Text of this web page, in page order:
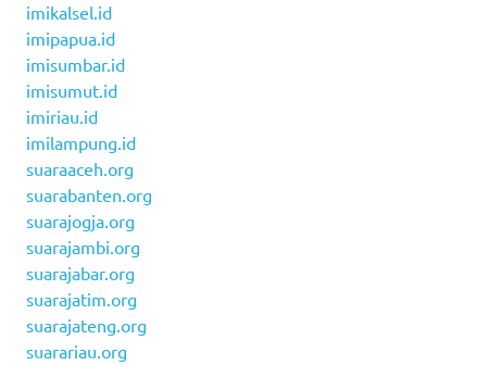
imikalsel.id
imipapua.id
imisumbar.id
imisumut.id
imiriau.id
imilampung.id
suaraaceh.org
suarabanten.org
suarajogja.org
suarajambi.org
suarajabar.org
suarajatim.org
suarajateng.org
suarariau.org